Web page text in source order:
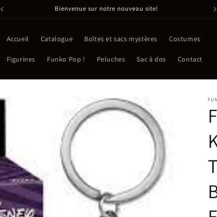
Bienvenue sur notre nouveau site!
Accueil Catalogue Boîtes et sacs mystères Costumes
Figurines Funko Pop ! Peluches Sac à dos Contact